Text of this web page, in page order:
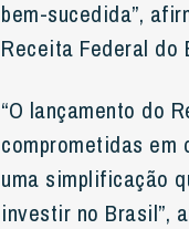
bem-sucedida”,
Receita Federal do
“O lançamento do
comprometidas
uma simplificação
investir no Brasil”,